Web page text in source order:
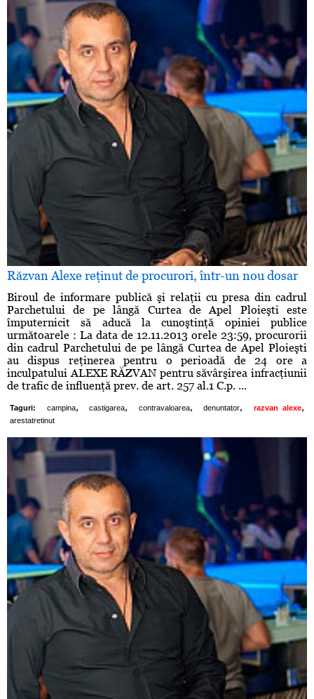
Răzvan Alexe reţinut de procurori, într-un nou dosar
Biroul de informare publică şi relaţii cu presa din cadrul
Parchetului de pe lângă Curtea de Apel Ploieşti este
împuternicit să aducă la cunoştinţă opiniei publice
următoarele : La data de 12.11.2013 orele 23:59, procurorii
din cadrul Parchetului de pe lângă Curtea de Apel Ploieşti
au dispus reţinerea pentru o perioadă de 24 ore a
inculpatului ALEXE RĂZVAN pentru săvârşirea infracţiunii
de trafic de influenţă prev. de art. 257 al.1 C.p. ...
Taguri: campina, castigarea, contravaloarea, denuntator, razvan alexe,
arestatretinut